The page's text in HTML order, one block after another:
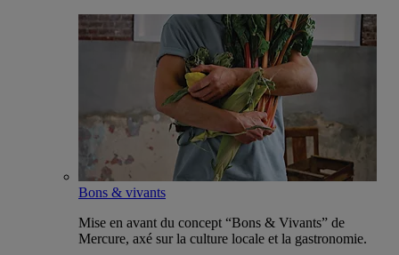
Bons & vivants
Mise en avant du concept “Bons & Vivants” de
Mercure, axé sur la culture locale et la gastronomie.